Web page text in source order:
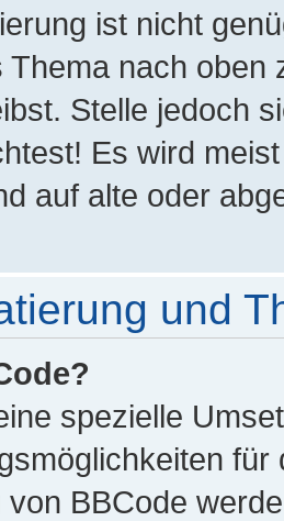
ist nicht
Thema nach oben
Stelle jedoch
Es wird
auf alte oder
und
spezielle
von BBCode